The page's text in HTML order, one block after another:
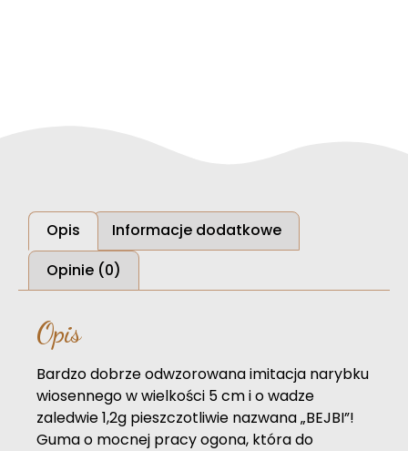
Opis
Informacje dodatkowe
Opinie (0)
Opis
Bardzo dobrze odwzorowana imitacja narybku
wiosennego w wielkości 5 cm i o wadze
zaledwie 1,2g pieszczotliwie nazwana „BEJBI”!
Guma o mocnej pracy ogona, która do